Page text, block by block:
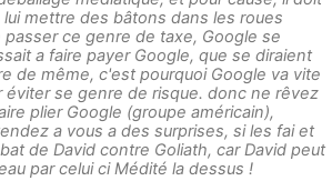
mettre des bâtons dans les roues
ce genre de taxe, Google se
a faire payer Google, que se diraient
de même, c'est pourquoi Google va vite
se genre de risque. donc ne rêvez
plier Google (groupe américain),
a vous a des surprises, si les fai et
de David contre Goliath, car David peut
par celui ci Médité la dessus !